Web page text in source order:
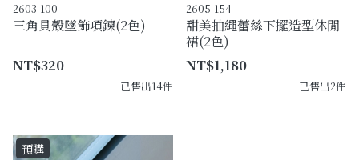
2603-100
三角貝殼墜飾項鍊(2色)
NT$320
已售出14件
2605-154
甜美抽繩蕾絲下擺造型休閒
裙(2色)
NT$1,180
已售出2件
預購